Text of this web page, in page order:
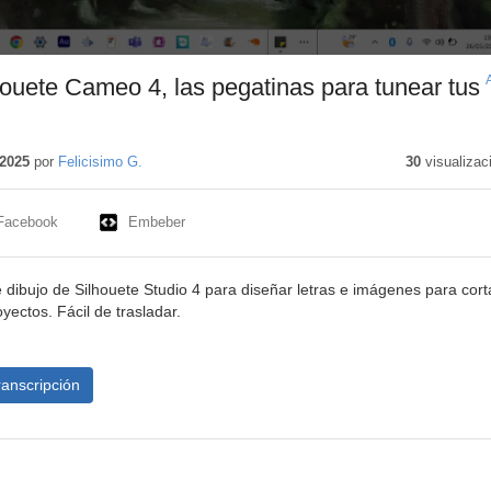
Cameo 4, las pegatinas para tunear tus
por Felicisimo G. 30
Embeber
dibujo de Silhouete Studio 4 para diseñar letras e imágenes para
Fácil de trasladar.